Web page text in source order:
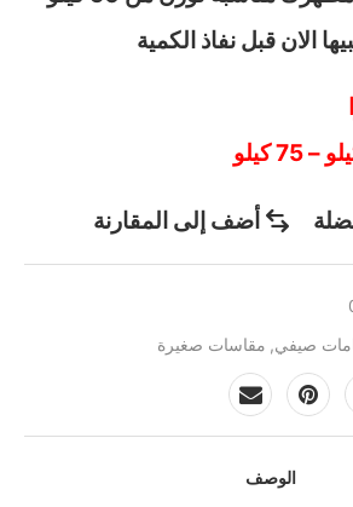
أضف إلى المقارنة
صيفي, مقاسات صغيرة
الوصف